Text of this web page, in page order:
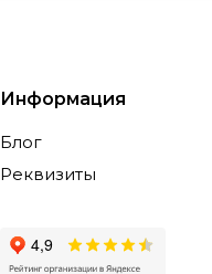
Информация
Блог
Реквизиты